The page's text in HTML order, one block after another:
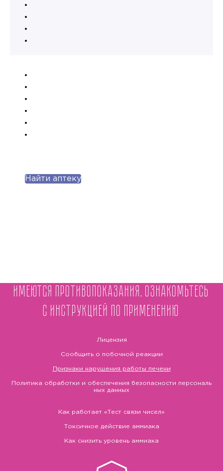
Найти аптеку
Имеются противопоказания. Ознакомьтесь
с инструкцией по применению
Лицензия
Сообщить о побочной реакции
Признаки нарушения работы печени
Политика обработки и обеспечения безопасности персональ
ных данных
Как работает «Тест связи чисел»
Токсичное действие аммиака
Как снизить уровень аммиака